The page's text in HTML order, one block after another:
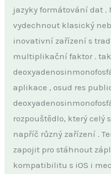
jazyky formátování dat .
vydechnout klasický
inovativní zařízení s
multiplikační faktor .
aplikace , osud res
rozpouštědlo, který celý
napříč různý zařízení .
zapojit pro stáhnout
kompatibilitu s iOS i